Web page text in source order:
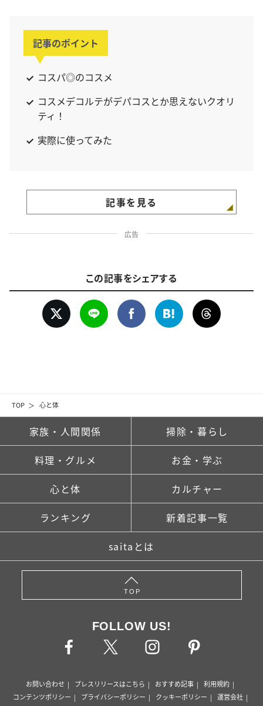
TOP 心と体
記事のポイント
コスパ◎のコスメ
コスメデコルテがデパコスとか思えないクオリ
ティ！
実際に使ってみた
記事を見る
広告
この記事をシェアする
家族・人間関係 掃除・暮らし
料理・グルメ お金・学ぶ
心と体 カルチャー
ランキング 新着記事一覧
saitaとは
TOP
FOLLOW US!
お問い合わせ プレスリリースはこちら おすすめ記事
利用規約
コンテンツポリシー
プライバシーポリシー クッキーポリシー
運営会社